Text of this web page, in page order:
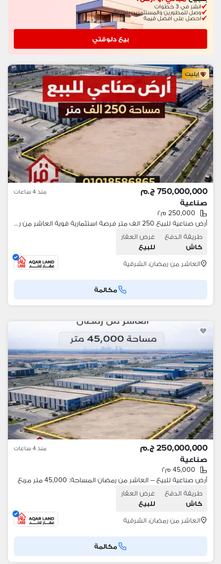
انشر في 3 خطوات
وصل للمطورين والمستثمرين بسرعة
احصل على افضل قيمة
بيع دلوقتي
إيليت
750,000,000 ج.م منذ 4 ساعات
صناعية
250,000 م٢
أرض صناعية للبيع 250 الف متر فرصة استثمارية قوية العاشر من رمضان – طريق مصر الإسماعيلية الصحراوي فرصة حقيقية للمستثمرين وكبار الشركات الصناعية • المساحة: 250,000 متر
طريقة الدفع
كاش
غرض العقار
للبيع
العاشر من رمضان، الشرقية
مكالمة
250,000,000 ج.م منذ 4 ساعات
صناعية
45,000 م٢
أرض صناعية للبيع – العاشر من رمضان المساحة: 45,000 متر مربع
طريقة الدفع
كاش
غرض العقار
للبيع
العاشر من رمضان، الشرقية
مكالمة